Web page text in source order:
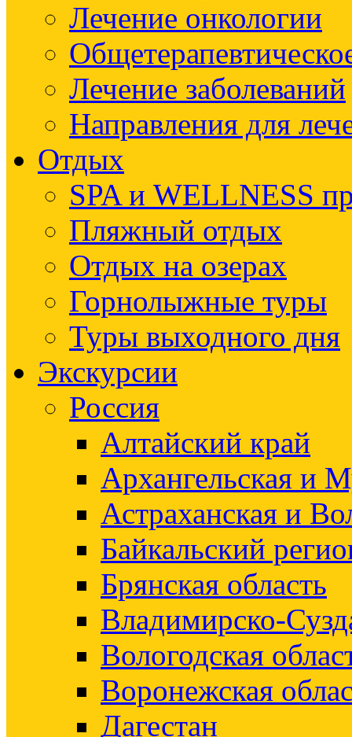
Лечение онкологии
Лечение заболеваний
Направления для
Отдых
SPA и WELLNESS
Пляжный отдых
Отдых на озерах
Горнолыжные туры
Туры выходного дня
Экскурсии
Россия
Алтайский край
Архангельская и
Астраханская и
Байкальский
Брянская область
Владимирско-
Вологодская
Воронежская
Дагестан